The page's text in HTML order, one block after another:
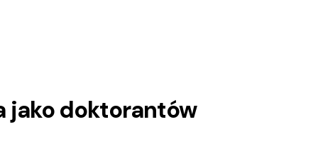
jako doktorantów